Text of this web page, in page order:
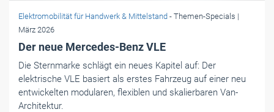
Elektromobilität für Handwerk & Mittelstand - Themen-Specials |
März 2026
Der neue Mercedes-Benz VLE
Die Sternmarke schlägt ein neues Kapitel auf: Der
elektrische VLE basiert als erstes Fahrzeug auf einer neu
entwickelten modularen, flexiblen und skalierbaren Van-
Architektur.